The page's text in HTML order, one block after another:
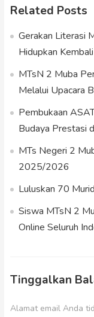
Related Posts
Gerakan Literasi
Hidupkan
MTsN 2 Muba
Melalui Upacara
Pembukaan
Budaya Prestasi
MTs Negeri 2
2025/2026
Luluskan 70
Siswa MTsN 2
Online Seluruh
Tinggalkan
Alamat email Anda